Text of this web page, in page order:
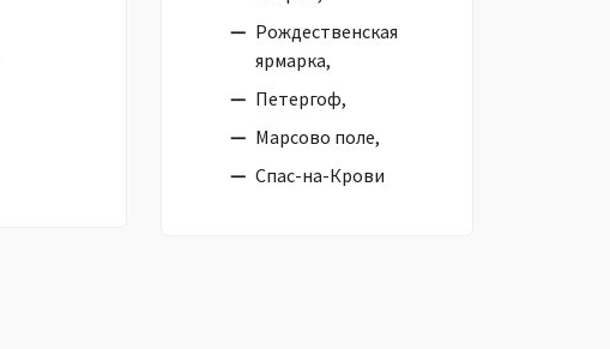
Рождественская
ярмарка,
Петергоф,
Марсово поле,
Спас-на-Крови